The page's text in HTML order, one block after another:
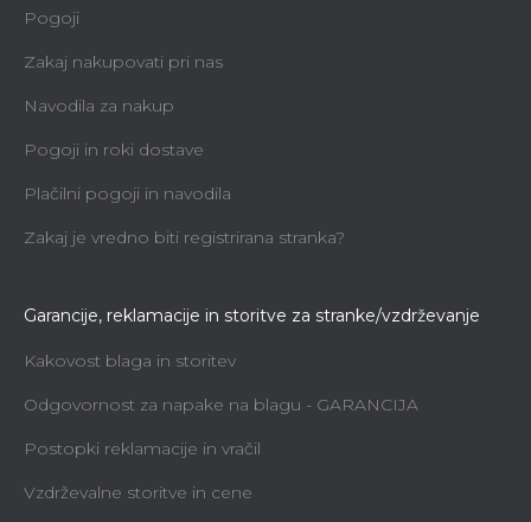
Pogoji
Zakaj nakupovati pri nas
Navodila za nakup
Pogoji in roki dostave
Plačilni pogoji in navodila
Zakaj je vredno biti registrirana stranka?
Garancije, reklamacije in storitve za stranke/vzdrževanje
Kakovost blaga in storitev
Odgovornost za napake na blagu - GARANCIJA
Postopki reklamacije in vračil
Vzdrževalne storitve in cene